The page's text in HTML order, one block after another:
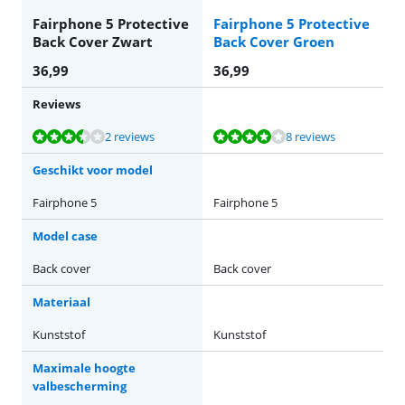
Fairphone 5 Protective
Back Cover Zwart
Fairphone 5 Protective
Back Cover Groen
36,99
36,99
Reviews
Beoordeling is 7,3 van de 10, gebaseerd op 2 reviews.
2 reviews
Beoordeling is 7,5 van de 10, gebaseerd op 8 reviews. 8 reviews
Geschikt voor model
Fairphone 5
Fairphone 5
Model case
Back cover
Back cover
Materiaal
Kunststof
Kunststof
Maximale hoogte
valbescherming